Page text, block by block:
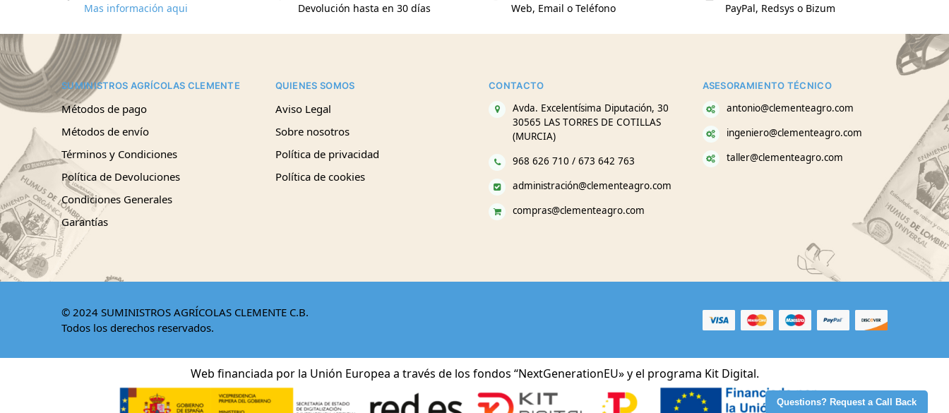
Questions? Request a Call Back
Mas información aqui
Devolución hasta en 30 días
Web, Email o Teléfono
PayPal, Redsys o Bizum
SUMINISTROS AGRÍCOLAS CLEMENTE
Métodos de pago
Métodos de envío
Términos y Condiciones
Política de Devoluciones
Condiciones Generales
Garantías
QUIENES SOMOS
Aviso Legal
Sobre nosotros
Política de privacidad
Política de cookies
CONTACTO
Avda. Excelentísima Diputación, 30
30565 LAS TORRES DE COTILLAS
(MURCIA)
968 626 710 / 673 642 763
administración@clementeagro.com
compras@clementeagro.com
ASESORAMIENTO TÉCNICO
antonio@clementeagro.com
ingeniero@clementeagro.com
taller@clementeagro.com
© 2024 SUMINISTROS AGRÍCOLAS CLEMENTE C.B.
Todos los derechos reservados.
Web financiada por la Unión Europea a través de los fondos “NextGenerationEU» y el programa Kit Digital.